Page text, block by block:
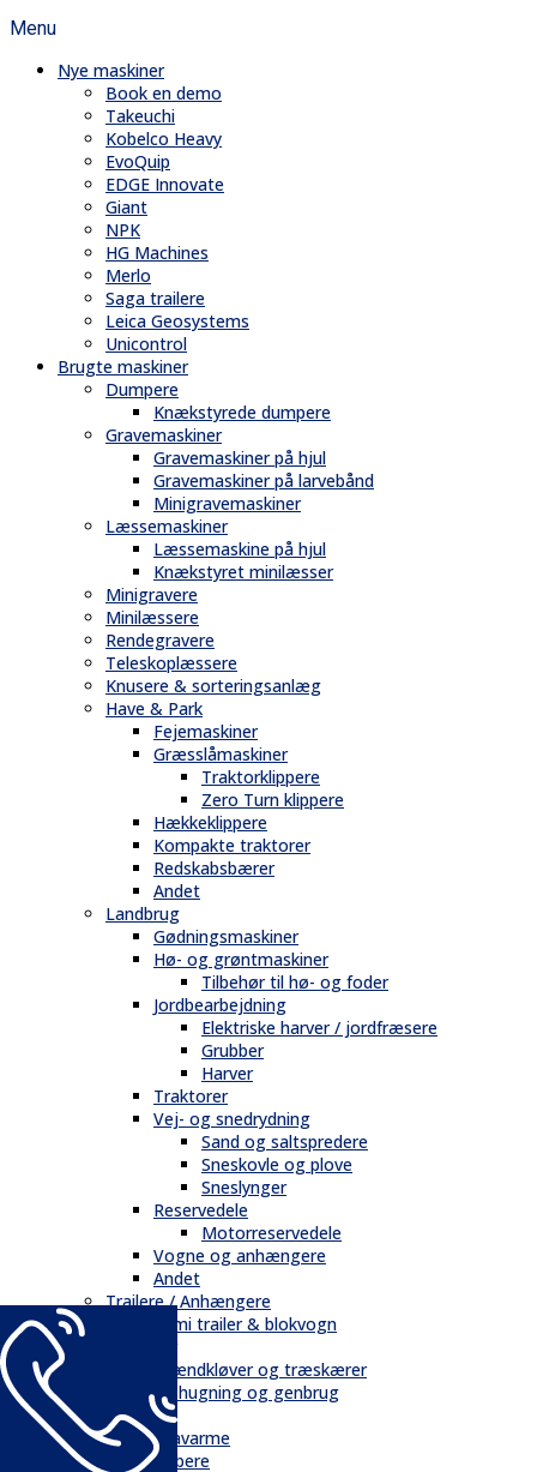
Menu
Nye maskiner
Book en demo
Takeuchi
Kobelco Heavy
EvoQuip
EDGE Innovate
Giant
NPK
HG Machines
Merlo
Saga trailere
Leica Geosystems
Unicontrol
Brugte maskiner
Dumpere
Knækstyrede dumpere
Gravemaskiner
Gravemaskiner på hjul
Gravemaskiner på larvebånd
Minigravemaskiner
Læssemaskiner
Læssemaskine på hjul
Knækstyret minilæsser
Minigravere
Minilæssere
Rendegravere
Teleskoplæssere
Knusere & sorteringsanlæg
Have & Park
Fejemaskiner
Græsslåmaskiner
Traktorklippere
Zero Turn klippere
Hækkeklippere
Kompakte traktorer
Redskabsbærer
Andet
Landbrug
Gødningsmaskiner
Hø- og grøntmaskiner
Tilbehør til hø- og foder
Jordbearbejdning
Elektriske harver / jordfræsere
Grubber
Harver
Traktorer
Vej- og snedrydning
Sand og saltspredere
Sneskovle og plove
Sneslynger
Reservedele
Motorreservedele
Vogne og anhængere
Andet
Trailere / Anhængere
Semi trailer & blokvogn
Skovbrug
Brændkløver og træskærer
Flishugning og genbrug
Tilbehør
Gravarme
Gribere